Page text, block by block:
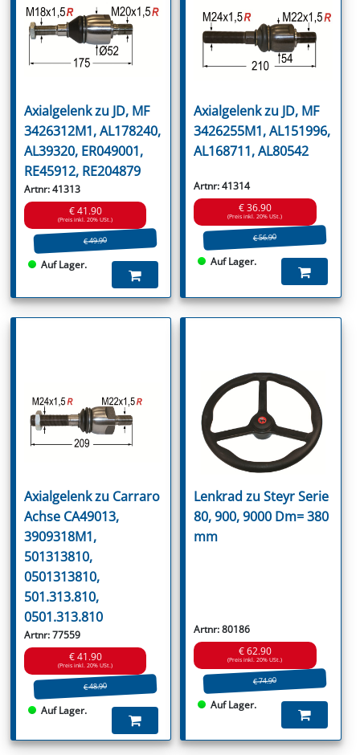
Axialgelenk zu JD, MF
3426312M1, AL178240,
AL39320, ER049001,
RE45912, RE204879
Artnr: 41313
€ 41.90
(Preis inkl. 20% USt.)
€ 49.90
Auf Lager.
Axialgelenk zu JD, MF
3426255M1, AL151996,
AL168711, AL80542
Artnr: 41314
€ 36.90
(Preis inkl. 20% USt.)
€ 56.90
Auf Lager.
Axialgelenk zu Carraro
Achse CA49013,
3909318M1,
501313810,
0501313810,
501.313.810,
0501.313.810
Artnr: 77559
€ 41.90
(Preis inkl. 20% USt.)
€ 48.90
Auf Lager.
Lenkrad zu Steyr Serie
80, 900, 9000 Dm= 380
mm
Artnr: 80186
€ 62.90
(Preis inkl. 20% USt.)
€ 74.90
Auf Lager.